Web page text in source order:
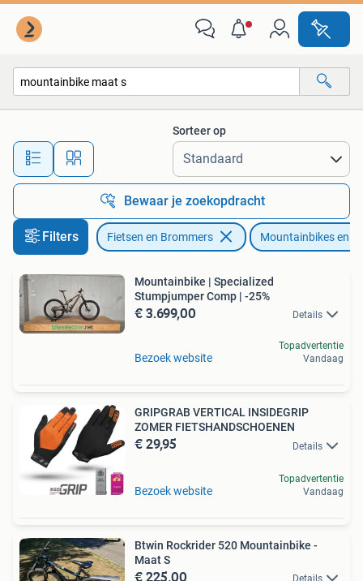
Alle afstanden…
Sorteer op
Bewaar je zoekopdracht
Filters Fietsen en Brommers Mountainbikes en
Mountainbike | Specialized
Stumpjumper Comp | -25%
€ 3.699,00 Details
Bezoek website
Topadvertentie
Vandaag
GRIPGRAB VERTICAL INSIDEGRIP
ZOMER FIETSHANDSCHOENEN
€ 29,95 Details
Bezoek website
Topadvertentie
Vandaag
Btwin Rockrider 520 Mountainbike -
Maat S
€ 225,00 Details